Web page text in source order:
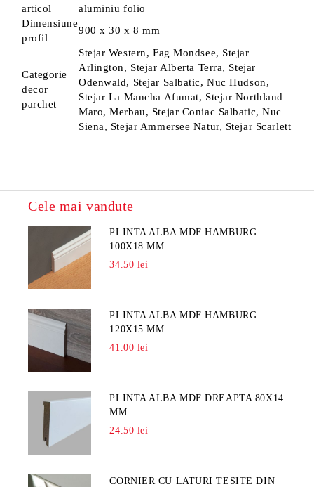
articol
aluminiu folio
Dimensiune
profil
900 x 30 x 8 mm
Categorie
decor
parchet
Stejar Western, Fag Mondsee, Stejar
Arlington, Stejar Alberta Terra, Stejar
Odenwald, Stejar Salbatic, Nuc Hudson,
Stejar La Mancha Afumat, Stejar Northland
Maro, Merbau, Stejar Coniac Salbatic, Nuc
Siena, Stejar Ammersee Natur, Stejar Scarlett
Cele mai vandute
PLINTA ALBA MDF HAMBURG
100X18 MM
34.50 lei
PLINTA ALBA MDF HAMBURG
120X15 MM
41.00 lei
PLINTA ALBA MDF DREAPTA 80X14
MM
24.50 lei
CORNIER CU LATURI TESITE DIN